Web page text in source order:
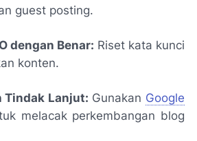
guest posting.
dengan Benar: Riset kata kunci
konten.
Tindak Lanjut: Gunakan Google
melacak perkembangan blog